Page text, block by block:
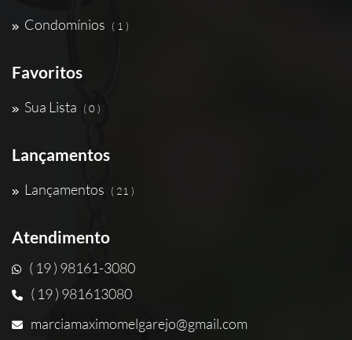
Condomínios ( 1 )
Favoritos
Sua Lista ( 0 )
Lançamentos
Lançamentos ( 21 )
Atendimento
( 19 ) 98161-3080
( 19 ) 981613080
marciamaximomelgarejo@gmail.com